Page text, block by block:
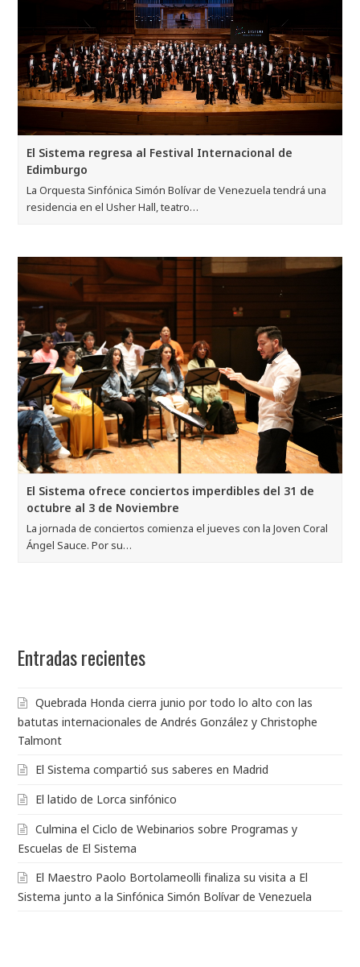
El Sistema regresa al Festival Internacional de
Edimburgo
La Orquesta Sinfónica Simón Bolívar de Venezuela tendrá una
residencia en el Usher Hall, teatro…
El Sistema ofrece conciertos imperdibles del 31 de
octubre al 3 de Noviembre
La jornada de conciertos comienza el jueves con la Joven Coral
Ángel Sauce. Por su…
Entradas recientes
Quebrada Honda cierra junio por todo lo alto con las
batutas internacionales de Andrés González y Christophe
Talmont
El Sistema compartió sus saberes en Madrid
El latido de Lorca sinfónico
Culmina el Ciclo de Webinarios sobre Programas y
Escuelas de El Sistema
El Maestro Paolo Bortolameolli finaliza su visita a El
Sistema junto a la Sinfónica Simón Bolívar de Venezuela